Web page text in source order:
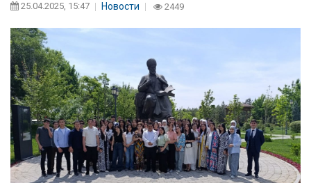
25.04.2025, 15:47 Новости 2449